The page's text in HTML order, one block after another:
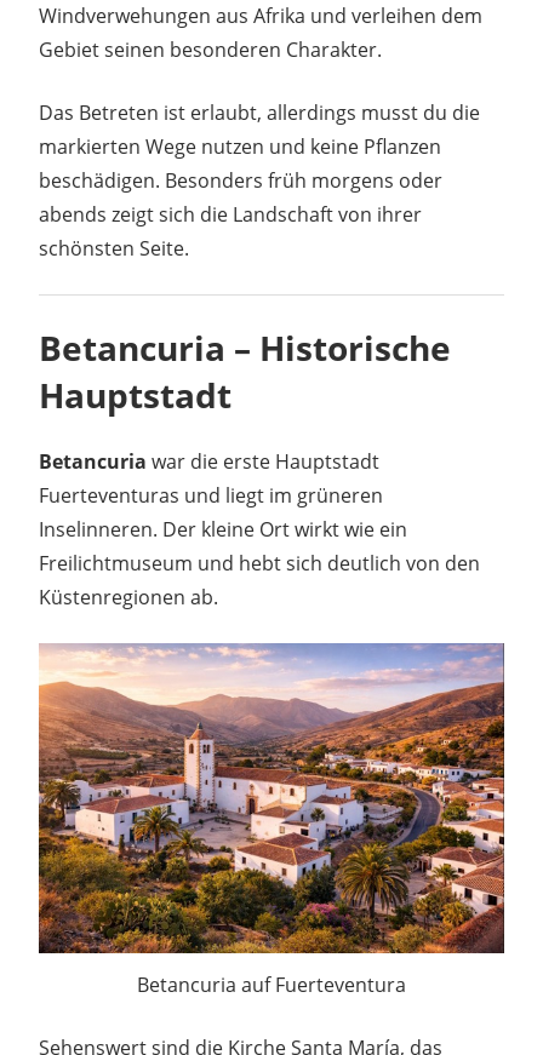
Windverwehungen aus Afrika und verleihen dem
Gebiet seinen besonderen Charakter.
Das Betreten ist erlaubt, allerdings musst du die
markierten Wege nutzen und keine Pflanzen
beschädigen. Besonders früh morgens oder
abends zeigt sich die Landschaft von ihrer
schönsten Seite.
Betancuria – Historische
Hauptstadt
Betancuria war die erste Hauptstadt
Fuerteventuras und liegt im grüneren
Inselinneren. Der kleine Ort wirkt wie ein
Freilichtmuseum und hebt sich deutlich von den
Küstenregionen ab.
Betancuria auf Fuerteventura
Sehenswert sind die Kirche Santa María, das